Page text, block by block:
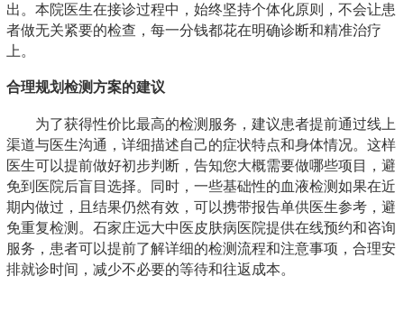
出。本院医生在接诊过程中，始终坚持个体化原则，不会让患
者做无关紧要的检查，每一分钱都花在明确诊断和精准治疗
上。
合理规划检测方案的建议
为了获得性价比最高的检测服务，建议患者提前通过线上
渠道与医生沟通，详细描述自己的症状特点和身体情况。这样
医生可以提前做好初步判断，告知您大概需要做哪些项目，避
免到医院后盲目选择。同时，一些基础性的血液检测如果在近
期内做过，且结果仍然有效，可以携带报告单供医生参考，避
免重复检测。石家庄远大中医皮肤病医院提供在线预约和咨询
服务，患者可以提前了解详细的检测流程和注意事项，合理安
排就诊时间，减少不必要的等待和往返成本。